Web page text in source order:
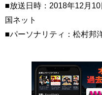
■放送日時：2018年12月
国ネット
■パーソナリティ：松村邦